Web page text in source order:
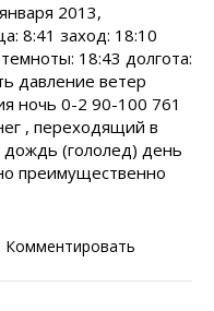
2013,
8:41 заход: 18:10
18:43 долгота:
давление ветер
ночь 0-2 90-100 761
, переходящий в
(гололед) день
преимущественно
Комментировать